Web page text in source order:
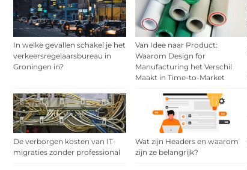
In welke gevallen schakel je het
verkeersregelaarsbureau in
Groningen in?
Van Idee naar Product:
Waarom Design for
Manufacturing het Verschil
Maakt in Time-to-Market
De verborgen kosten van IT-
migraties zonder professional
Wat zijn Headers en waarom
zijn ze belangrijk?